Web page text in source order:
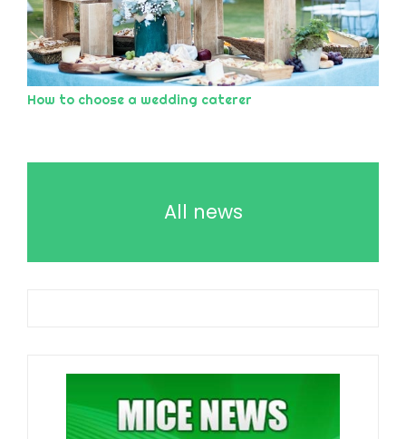
How to choose a wedding caterer
All news